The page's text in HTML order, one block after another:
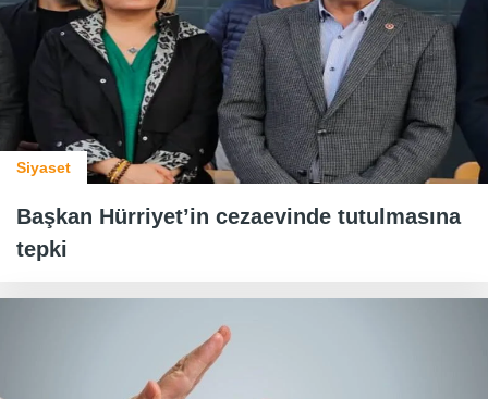
Siyaset
Başkan Hürriyet’in cezaevinde tutulmasına
tepki